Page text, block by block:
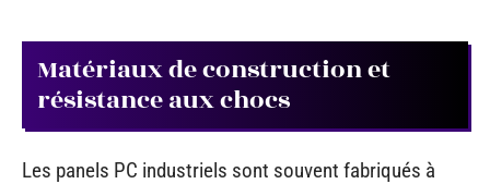
Matériaux de construction et
résistance aux chocs
Les panels PC industriels sont souvent fabriqués à